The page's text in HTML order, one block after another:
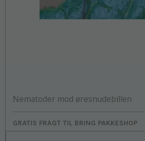
Nematoder mod øresnudebillen
GRATIS FRAGT TIL BRING PAKKESHOP